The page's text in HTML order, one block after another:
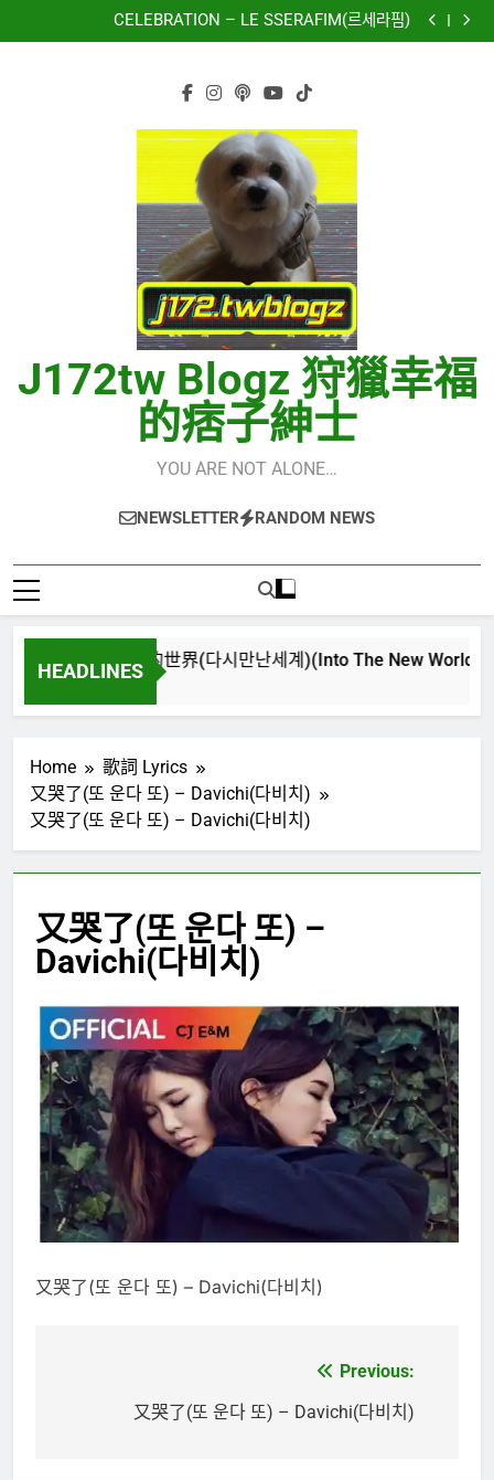
to
少女時代(소녀시대)(Girls’ Generation)
CELEBRATION – LE SSERAFIM(르세라핌)
Hermes One Quick Start Guide using OpenRouter Free
再次重逢的世界(다시만난세계)(Into The New World) –
少女時代(소녀시대)(Girls’ Generation)
CELEBRATION – LE SSERAFIM(르세라핌)
Models & Telegram Integration
虹 – 菅田将暉
J172tw Blogz 狩獵幸福
的痞子紳士
YOU ARE NOT ALONE…
NEWSLETTER RANDOM NEWS
HEADLINES
再次重逢的世界(다시만난세계)(Into The New World) –
Home
歌詞 Lyrics
又哭了(또 운다 또) – Davichi(다비치)
又哭了(또 운다 또) – Davichi(다비치)
又哭了(또 운다 또) –
Davichi(다비치)
又哭了(또 운다 또) – Davichi(다비치)
Previous:
又哭了(또 운다 또) – Davichi(다비치)